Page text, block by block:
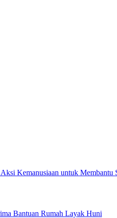
Kemanusiaan untuk Membantu
Bantuan Rumah Layak Huni